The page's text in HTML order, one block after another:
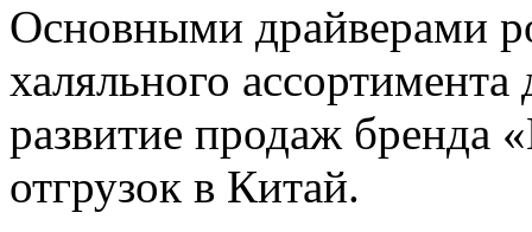
Основными драйверами
халяльного
развитие продаж бренда
отгрузок в Китай.